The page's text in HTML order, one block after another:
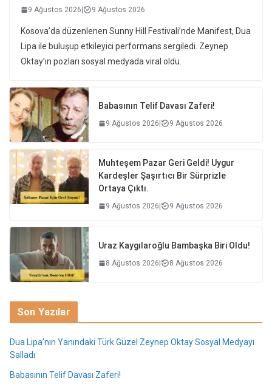
9 Ağustos 2026 9 Ağustos 2026
Kosova’da düzenlenen Sunny Hill Festivali’nde Manifest, Dua
Lipa ile buluşup etkileyici performans sergiledi. Zeynep
Oktay’ın pozları sosyal medyada viral oldu.
Babasının Telif Davası Zaferi!
9 Ağustos 2026 9 Ağustos 2026
Muhteşem Pazar Geri Geldi! Uygur
Kardeşler Şaşırtıcı Bir Sürprizle
Ortaya Çıktı.
9 Ağustos 2026 9 Ağustos 2026
Uraz Kaygılaroğlu Bambaşka Biri Oldu!
8 Ağustos 2026 8 Ağustos 2026
Son Yazılar
Dua Lipa’nın Yanındaki Türk Güzel Zeynep Oktay Sosyal Medyayı
Salladı
Babasının Telif Davası Zaferi!